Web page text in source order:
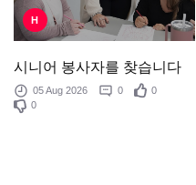
H
시니어 봉사자를 찾습니다
05 Aug 2026 0
0
0